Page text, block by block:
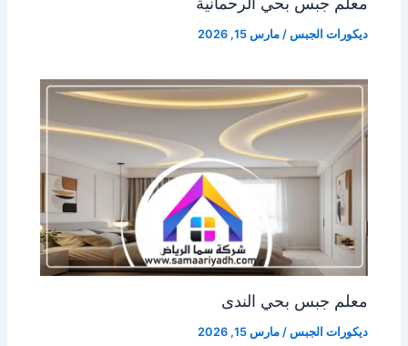
ديكورات الجبس /مارس 15, 2026
معلم جبس بحي الندى
ديكورات الجبس /مارس 15, 2026